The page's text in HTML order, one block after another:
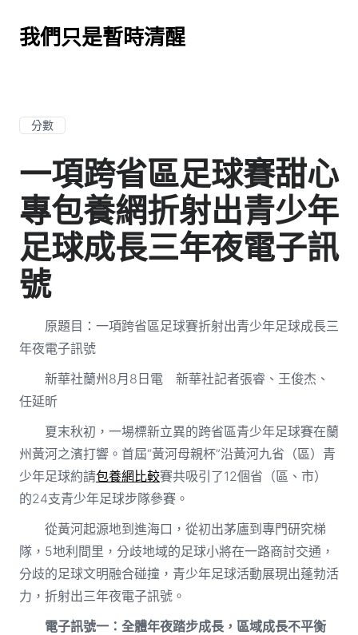
我們只是暫時清醒
分數
一項跨省區足球賽甜心
專包養網折射出青少年
足球成長三年夜電子訊
號
原題目：一項跨省區足球賽折射出青少年足球成長三
年夜電子訊號
新華社蘭州8月8日電 新華社記者張睿、王俊杰、
任延昕
夏末秋初，一場標新立異的跨省區青少年足球賽在蘭
州黃河之濱打響。首屆“黃河母親杯”沿黃河九省（區）青
少年足球約請包養網比較賽共吸引了12個省（區、市）
的24支青少年足球步隊參賽。
從黃河起源地到進海口，從初出茅廬到專門研究梯
隊，5地利間里，分歧地域的足球小將在一路商討交通，
分歧的足球文明融合碰撞，青少年足球活動展現出蓬勃活
力，折射出三年夜電子訊號。
電子訊號一：全體年夜踏步成長，區域成長不平衡